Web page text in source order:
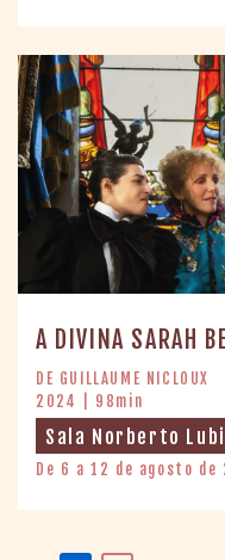
A DIVINA SARAH
DE GUILLAUME NICLOUX
2024 | 98min
Sala Norberto
De 6 a 12 de agosto de